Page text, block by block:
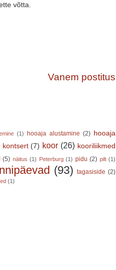
võtta.
Vanem postitus
(1) hooaja alustamine (2) hooaja
kontsert (7) koor (26) kooriliikmed
(5) näitus (1) Peterburg (1) pidu (2) pilt (1)
(93) tagasiside (2)
(1)